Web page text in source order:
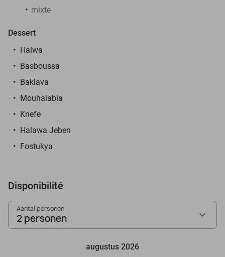
mixte
Dessert
Halwa
Basboussa
Baklava
Mouhalabia
Knefe
Halawa Jeben
Fostukya
Disponibilité
Aantal personen:
2 personen
augustus 2026